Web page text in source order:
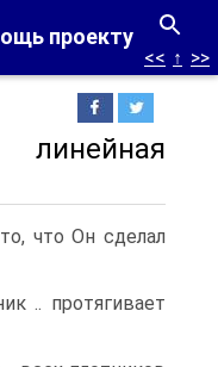
проекту
<< ↑ >>
что Он сделал
.. протягивает